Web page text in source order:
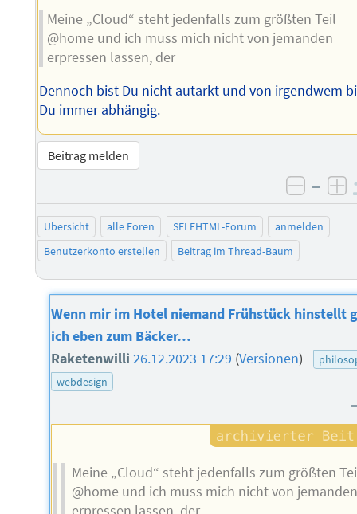
Meine „Cloud“ steht jedenfalls zum größten Teil
@home und ich muss mich nicht von jemanden
erpressen lassen, der
Dennoch bist Du nicht autarkt und von irgendwem
Du immer abhängig.
Beitrag melden
–
Übersicht alle Foren SELFHTML-Forum
anmelden
Benutzerkonto erstellen
Beitrag im Thread-Baum
Wenn mir im Hotel niemand Frühstück hinstellt
ich eben zum Bäcker…
Raketenwilli26.12.2023 17:29 (Versionen)
webdesign
Meine „Cloud“ steht jedenfalls zum größten
@home und ich muss mich nicht von jemanden